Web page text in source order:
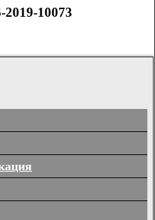
2019-10073